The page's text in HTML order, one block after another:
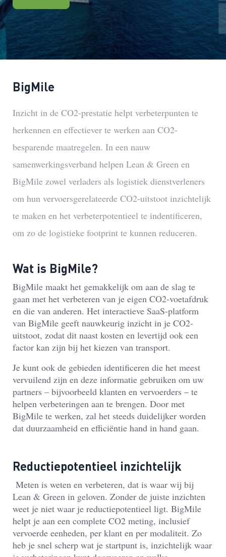
BigMile
Inzicht in de CO2-prestatie helpt verbeterpunten te
herkennen en effectiever te werken aan CO2-
besparende maatregelen. In een nauw
samenwerkingsverband helpen Lean & Green en
BigMile zowel verladers als logistiek dienstverleners
om hun vervoersgerelateerde CO2-uitstoot inzichtelijk
te maken en het verbeterpotentieel te indentificeren,
om zo de logistieke footprint te kunnen reduceren.
Wat is BigMile?
BigMile maakt het gemakkelijk om aan de slag te
gaan met het verbeteren van je eigen CO2-voetafdruk
en die van anderen. Het interactieve SaaS-platform
van BigMile geeft nauwkeurig inzicht in je CO2-
uitstoot, zodat dit naast kosten en levertijd ook een
factor kan zijn bij het kiezen van transport.
Je kunt ook de gebieden identificeren die het meest
vervuilend zijn en deze informatie gebruiken om uw
partners – bijvoorbeeld klanten en vervoerders – te
helpen verbeteringen aan te brengen. Door met
BigMile te werken, zal het steeds duidelijker worden
dat duurzaamheid en efficiëntie hand in hand gaan.
Reductiepotentieel inzichtelijk
Meten is weten en verbeteren, dat is waar wij bij
Lean & Green in geloven. Zonder de juiste inzichten
weet je niet waar je reductiepotentieel ligt. BigMile
helpt je aan een complete CO2 meting, inclusief
vervoerde eenheden, per klant en per modaliteit. Zo
heb je snel scherp wat je startpunt is, inzichtelijk waar